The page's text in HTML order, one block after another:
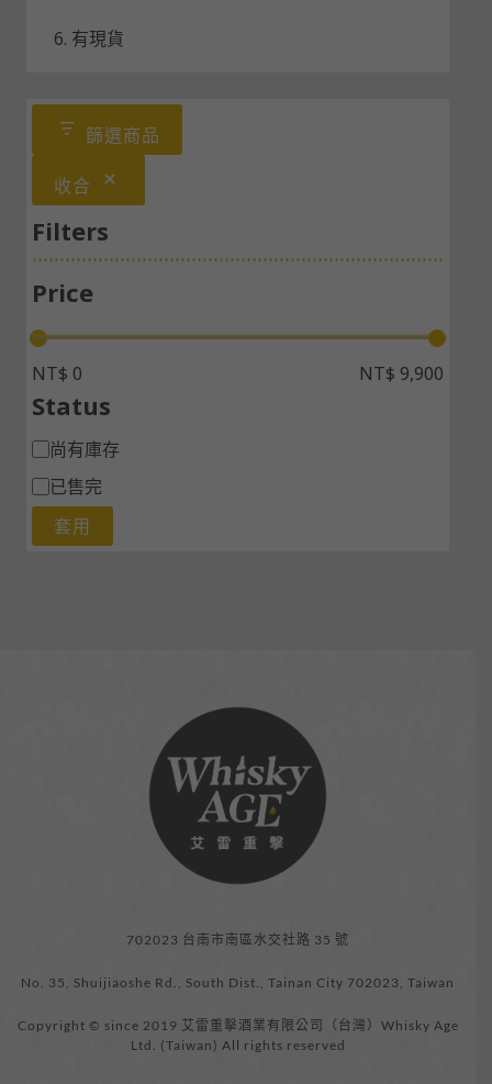
6. 有現貨
篩選商品
收合
Filters
Price
NT$ 0 NT$ 9,900
Status
尚有庫存
已售完
套用
702023 台南市南區水交社路 35 號
No. 35, Shuijiaoshe Rd., South Dist., Tainan City 702023, Taiwan
Copyright © since 2019 艾雷重擊酒業有限公司（台灣）Whisky Age
Ltd. (Taiwan) All rights reserved